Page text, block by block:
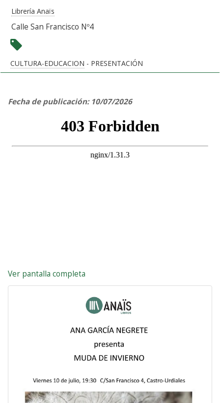
Librería Anaïs
Calle San Francisco Nº4
CULTURA-EDUCACION - PRESENTACIÓN
Fecha de publicación: 10/07/2026
Ver pantalla completa